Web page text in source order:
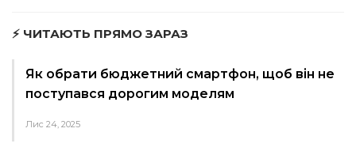
⚡ ЧИТАЮТЬ ПРЯМО ЗАРАЗ
Як обрати бюджетний смартфон, щоб він не
поступався дорогим моделям
Лис 24, 2025